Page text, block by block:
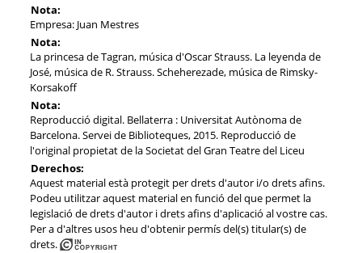
Nota:
Empresa: Juan Mestres
Nota:
La princesa de Tagran, música d'Oscar Strauss. La leyenda de
José, música de R. Strauss. Scheherezade, música de Rimsky-
Korsakoff
Nota:
Reproducció digital. Bellaterra : Universitat Autònoma de
Barcelona. Servei de Biblioteques, 2015. Reproducció de
l'original propietat de la Societat del Gran Teatre del Liceu
Derechos:
Aquest material està protegit per drets d'autor i/o drets afins.
Podeu utilitzar aquest material en funció del que permet la
legislació de drets d'autor i drets afins d'aplicació al vostre cas.
Per a d'altres usos heu d'obtenir permís del(s) titular(s) de
drets.